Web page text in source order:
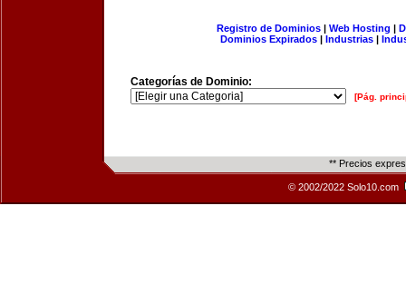
Registro de Dominios| Web Hosting |
Dominios Expirados | Industrias |
Categorías de Dominio:
[Pág.
** Precios
© 2002/2022 Solo10.com